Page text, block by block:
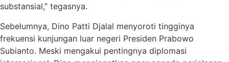
substansial,” tegasnya.
Sebelumnya, Dino Patti Djalal menyoroti tingginya
frekuensi kunjungan luar negeri Presiden Prabowo
Subianto. Meski mengakui pentingnya diplomasi